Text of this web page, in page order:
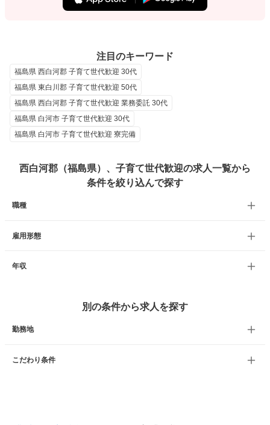
注目のキーワード
福島県 西白河郡 子育て世代歓迎 30代
福島県 東白川郡 子育て世代歓迎 50代
福島県 西白河郡 子育て世代歓迎 業務委託 30代
福島県 白河市 子育て世代歓迎 30代
福島県 白河市 子育て世代歓迎 寮完備
西白河郡（福島県）、子育て世代歓迎の求人一覧から
条件を絞り込んで探す
職種
雇用形態
年収
別の条件から求人を探す
勤務地
こだわり条件